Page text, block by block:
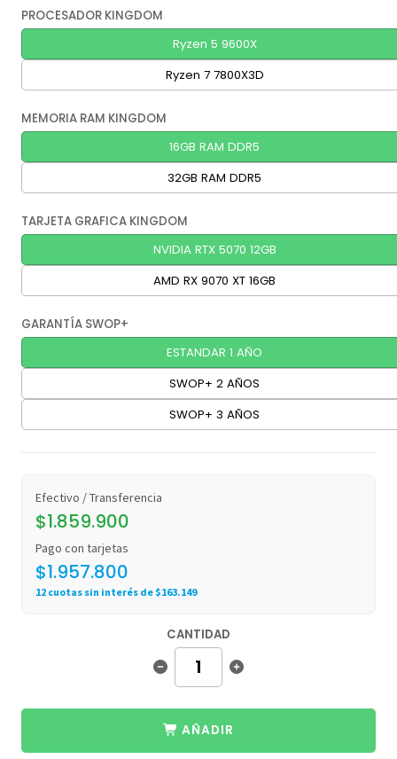
PROCESADOR KINGDOM
Ryzen 5 9600X
Ryzen 7 7800X3D
MEMORIA RAM KINGDOM
16GB RAM DDR5
32GB RAM DDR5
TARJETA GRAFICA KINGDOM
NVIDIA RTX 5070 12GB
AMD RX 9070 XT 16GB
GARANTÍA SWOP+
ESTANDAR 1 AÑO
SWOP+ 2 AÑOS
SWOP+ 3 AÑOS
Efectivo / Transferencia
$1.859.900
Pago con tarjetas
$1.957.800
12 cuotas sin interés de $163.149
CANTIDAD
AÑADIR